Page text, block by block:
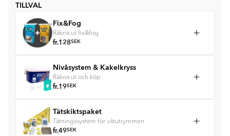
TILLVAL
Fix&Fog
Räkna ut fix&fog
fr.128SEK
Nivåsystem & Kakelkryss
Räkna ut och köp
fr.19SEK
Tätskiktspaket
Tätningssystem för våtutrymmen
fr.49SEK